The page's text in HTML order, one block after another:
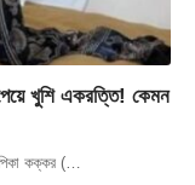
খুশি একরত্তি! কেমন
কক্কর (…